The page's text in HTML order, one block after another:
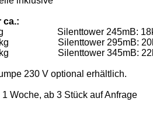
ca.:
16kg Silenttower 245mB:
18kg Silenttower 295mB:
20kg Silenttower 345mB:
230 V optional erhältlich.
1 Woche, ab 3 Stück auf Anfrage